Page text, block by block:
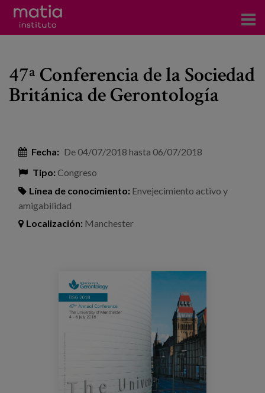
Investigación
Publicaciones
Consultoría
Formación
Eventos
Trabaja con nosotros
47ª Conferencia de la Sociedad
Británica de Gerontología
Fecha: De04/07/2018 hasta 06/07/2018
Tipo:Congreso
Línea de conocimiento: Envejecimiento activo y
amigabilidad
Localización: Manchester
download_pdf_file_pagina_001.jpg